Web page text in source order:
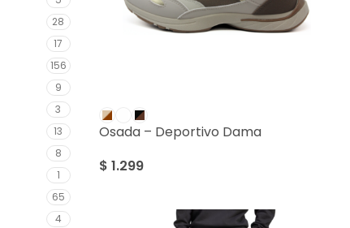
28
17
156
9
3
13
8
1
65
4
Osada – Deportivo Dama
$ 1.299